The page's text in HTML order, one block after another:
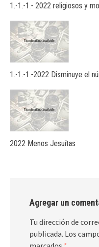
1.-1.-1.- 2022 religiosos y
1.-1.-1.-2022 Disminuye el
2022 Menos Jesuítas
Agregar un
Tu dirección de
publicada. Los